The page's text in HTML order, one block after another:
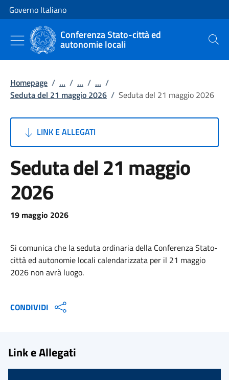
Vai al contenuto
Vai alla navigazione del sito
Governo Italiano
Conferenza Stato-città ed
autonomie locali Cerca
Homepage / ... / ... / ... /
Seduta del 21 maggio 2026 / Seduta del 21 maggio 2026
LINK E ALLEGATI
Seduta del 21 maggio
2026
19 maggio 2026
Si comunica che la seduta ordinaria della Conferenza Stato-
città ed autonomie locali calendarizzata per il 21 maggio
2026 non avrà luogo.
CONDIVIDI
Link e Allegati